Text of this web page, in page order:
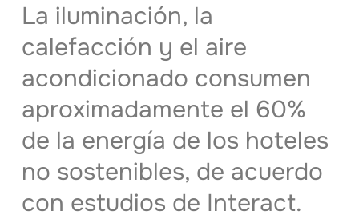
La iluminación, la
calefacción y el aire
acondicionado consumen
aproximadamente el 60%
de la energía de los hoteles
no sostenibles, de acuerdo
con estudios de Interact.